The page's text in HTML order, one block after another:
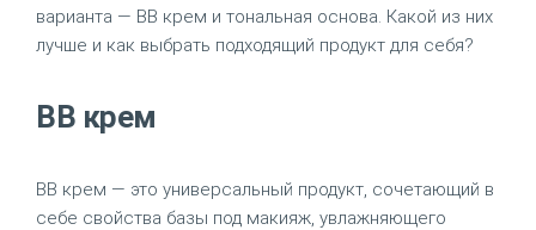
варианта — BB крем и тональная основа. Какой из них
лучше и как выбрать подходящий продукт для себя?
BB крем
BB крем — это универсальный продукт, сочетающий в
себе свойства базы под макияж, увлажняющего